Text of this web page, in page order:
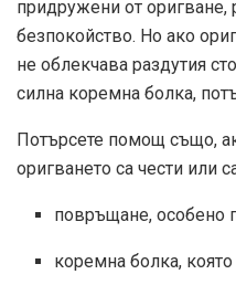
придружени от оригване,
безпокойство. Но ако
не облекчава раздутия
силна коремна болка,
Потърсете помощ също,
оригването са чести или
повръщане, особено
коремна болка,